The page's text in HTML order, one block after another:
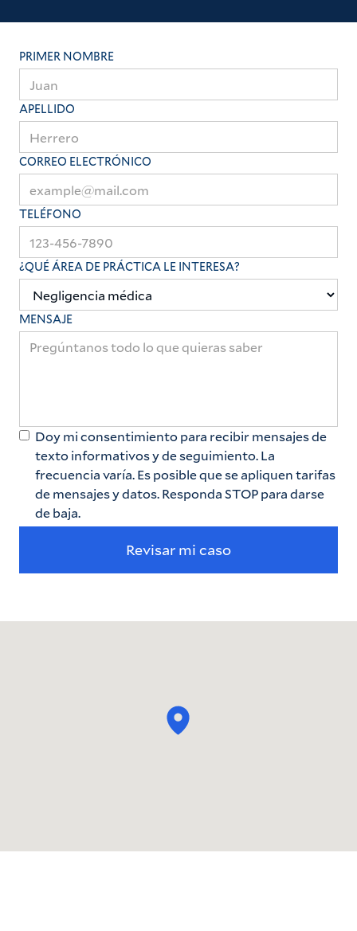
apreciamos.
PRIMER NOMBRE
APELLIDO
CORREO ELECTRÓNICO
TELÉFONO
¿QUÉ ÁREA DE PRÁCTICA LE INTERESA?
MENSAJE
Doy mi consentimiento para recibir mensajes de
texto informativos y de seguimiento. La
frecuencia varía. Es posible que se apliquen tarifas
de mensajes y datos. Responda STOP para darse
de baja.